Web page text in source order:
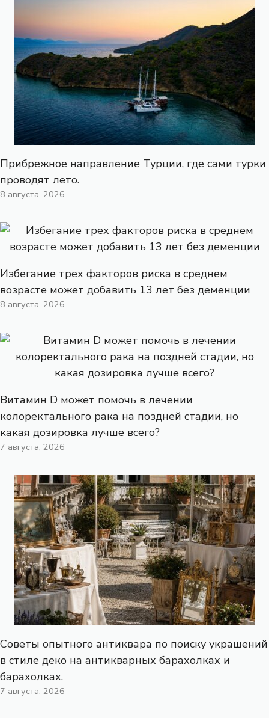
Прибрежное направление Турции, где сами турки
проводят лето.
8 августа, 2026
Избегание трех факторов риска в среднем
возрасте может добавить 13 лет без деменции
8 августа, 2026
Витамин D может помочь в лечении
колоректального рака на поздней стадии, но
какая дозировка лучше всего?
7 августа, 2026
Советы опытного антиквара по поиску украшений
в стиле деко на антикварных барахолках и
барахолках.
7 августа, 2026